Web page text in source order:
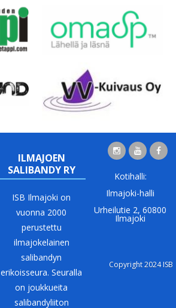
ILMAJOEN
SALIBANDY RY
ISB Ilmajoki on
vuonna 2000
perustettu
ilmajokelainen
salibandyn
erikoisseura. Seuralla
on joukkueita
salibandyliiton
Kotihalli:
Ilmajoki-halli
Urheilutie 2, 60800
Ilmajoki
Copyright 2024 ISB